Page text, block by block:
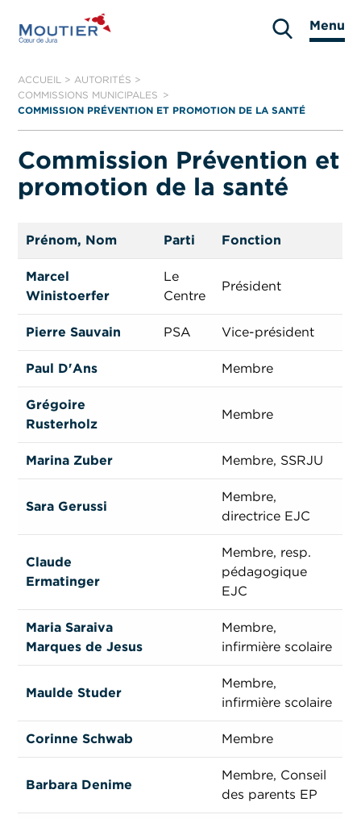
Moutier
Menu
ACCUEIL >AUTORITÉS >
COMMISSIONS MUNICIPALES
COMMISSION PRÉVENTION ET PROMOTION DE LA SANTÉ
Commission Prévention et
promotion de la santé
Prénom, Nom Parti Fonction
Marcel
Winistoerfer
Le
Centre
Président
Pierre Sauvain PSA Vice-président
Paul D'Ans Membre
Grégoire
Rusterholz
Membre
Marina Zuber Membre, SSRJU
Sara Gerussi
Membre,
directrice EJC
Claude
Ermatinger
Membre, resp.
pédagogique
EJC
Maria Saraiva
Marques de Jesus
Membre,
infirmière scolaire
Maulde Studer
Membre,
infirmière scolaire
Corinne Schwab Membre
Barbara Denime
Membre, Conseil
des parents EP